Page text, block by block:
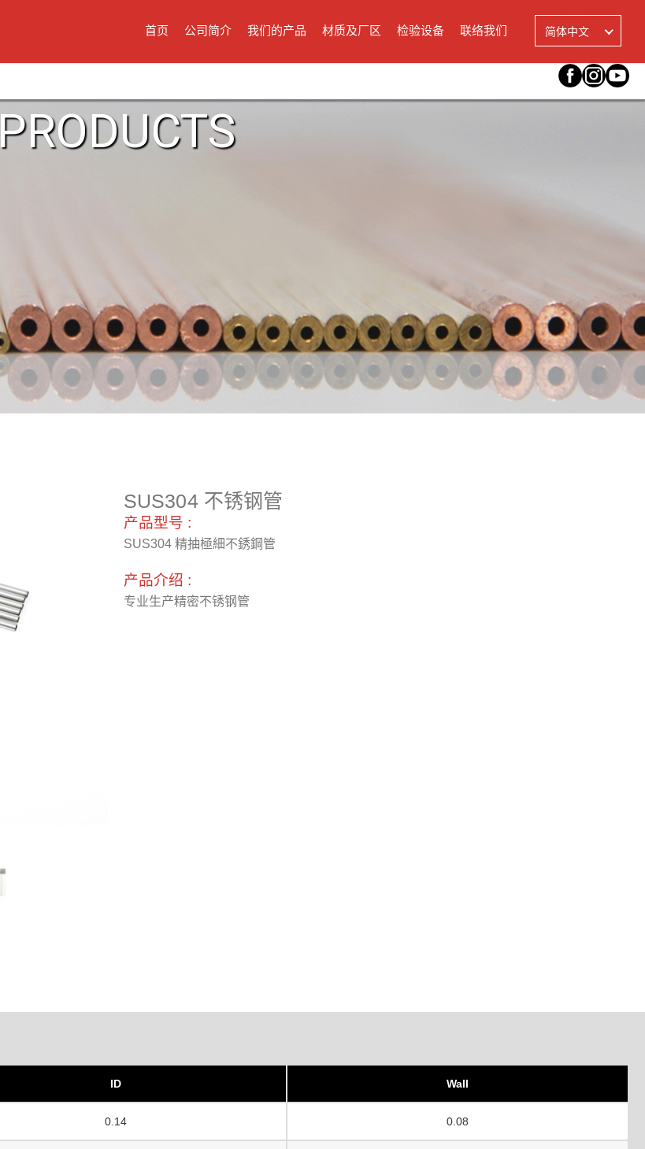
首页 公司简介 我们的产品 材质及厂区 检验设备 联络我们 简体中文
PRODUCTS
SUS304 不锈钢管
产品型号 :
SUS304 精抽極細不銹鋼管
产品介绍 :
专业生产精密不锈钢管
ID Wall
0.14 0.08